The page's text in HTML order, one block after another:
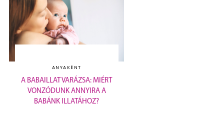
ANYAKÉNT
A BABAILLAT VARÁZSA: MIÉRT
VONZÓDUNK ANNYIRA A
BABÁNK ILLATÁHOZ?